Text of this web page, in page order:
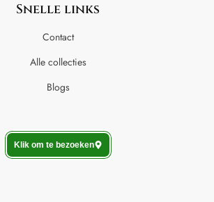
Snelle links
Contact
Alle collecties
Blogs
Klik om te bezoeken